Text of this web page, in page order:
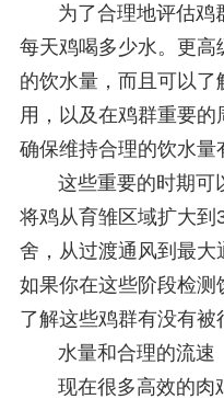
为了合理地评估鸡
每天鸡喝多少水。更高
的饮水量，而且可以
用，以及在鸡群重要
确保维持合理的饮水量
这些重要的时期可
将鸡从育雏区域扩大
舍，从过渡通风到最大
如果你在这些阶段检
了解这些鸡群有没有被
水量和合理的流速
现在很多高效的肉